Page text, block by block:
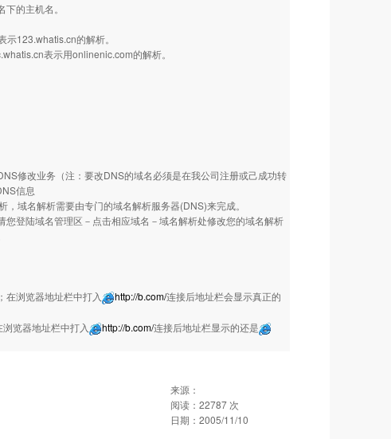
的主机名。
123.whatis.cn的解析。
表示用onlinenic.com的解析。
改业务（注：要改DNS的域名必须是在我公司注册或己成功转
信息
名解析需要由专门的域名解析服务器(DNS)来完成。
陆域名管理区－点击相应域名－域名解析处修改您的域名解析
在浏览器地址栏中打入 http://b.com/连接后地址栏会显示真正的
览器地址栏中打入 http://b.com/连接后地址栏显示的还是
来源：
阅读： 22787 次
日期： 2005/11/10